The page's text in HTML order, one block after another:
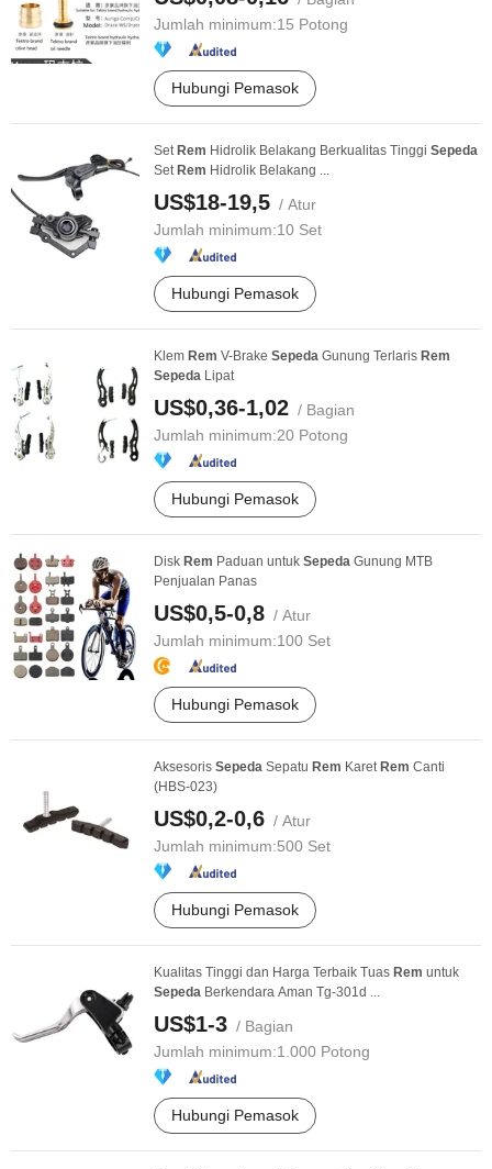
Jumlah minimum:15 Potong
Hubungi Pemasok
Set Rem Hidrolik Belakang Berkualitas Tinggi Sepeda
Set Rem Hidrolik Belakang ...
US$18-19,5 / Atur
Jumlah minimum:10 Set
Hubungi Pemasok
Klem Rem V-Brake Sepeda Gunung Terlaris Rem
Sepeda Lipat
US$0,36-1,02 / Bagian
Jumlah minimum:20 Potong
Hubungi Pemasok
Disk Rem Paduan untuk Sepeda Gunung MTB
Penjualan Panas
US$0,5-0,8 / Atur
Jumlah minimum:100 Set
Hubungi Pemasok
Aksesoris Sepeda Sepatu Rem Karet Rem Canti
(HBS-023)
US$0,2-0,6 / Atur
Jumlah minimum:500 Set
Hubungi Pemasok
Kualitas Tinggi dan Harga Terbaik Tuas Rem untuk
Sepeda Berkendara Aman Tg-301d ...
US$1-3 / Bagian
Jumlah minimum:1.000 Potong
Hubungi Pemasok